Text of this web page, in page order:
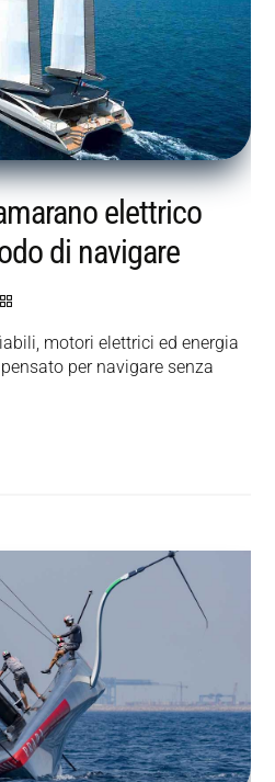
elettrico
di navigare
motori elettrici ed energia
per navigare senza